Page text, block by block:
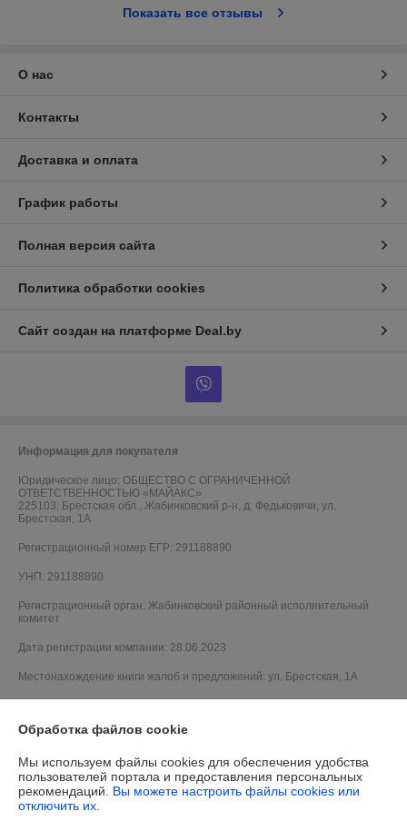
Показать все отзывы
О нас
Контакты
Доставка и оплата
График работы
Полная версия сайта
Политика обработки cookies
Сайт создан на платформе Deal.by
Информация для покупателя
Юридическое лицо: ОБЩЕСТВО С ОГРАНИЧЕННОЙ
ОТВЕТСТВЕННОСТЬЮ «МАЙАКС»
225103, Брестская обл., Жабинковский р-н, д. Федьковичи, ул.
Брестская, 1А
Регистрационный номер ЕГР: 291188890
УНП: 291188890
Регистрационный орган: Жабинковский районный исполнительный
комитет
Дата регистрации компании: 28.06.2023
Местонахождение книги жалоб и предложений: ул. Брестская, 1А
Обработка файлов cookie
Мы используем файлы cookies для обеспечения удобства
пользователей портала и предоставления персональных
рекомендаций. Вы можете настроить файлы cookies или
отключить их.